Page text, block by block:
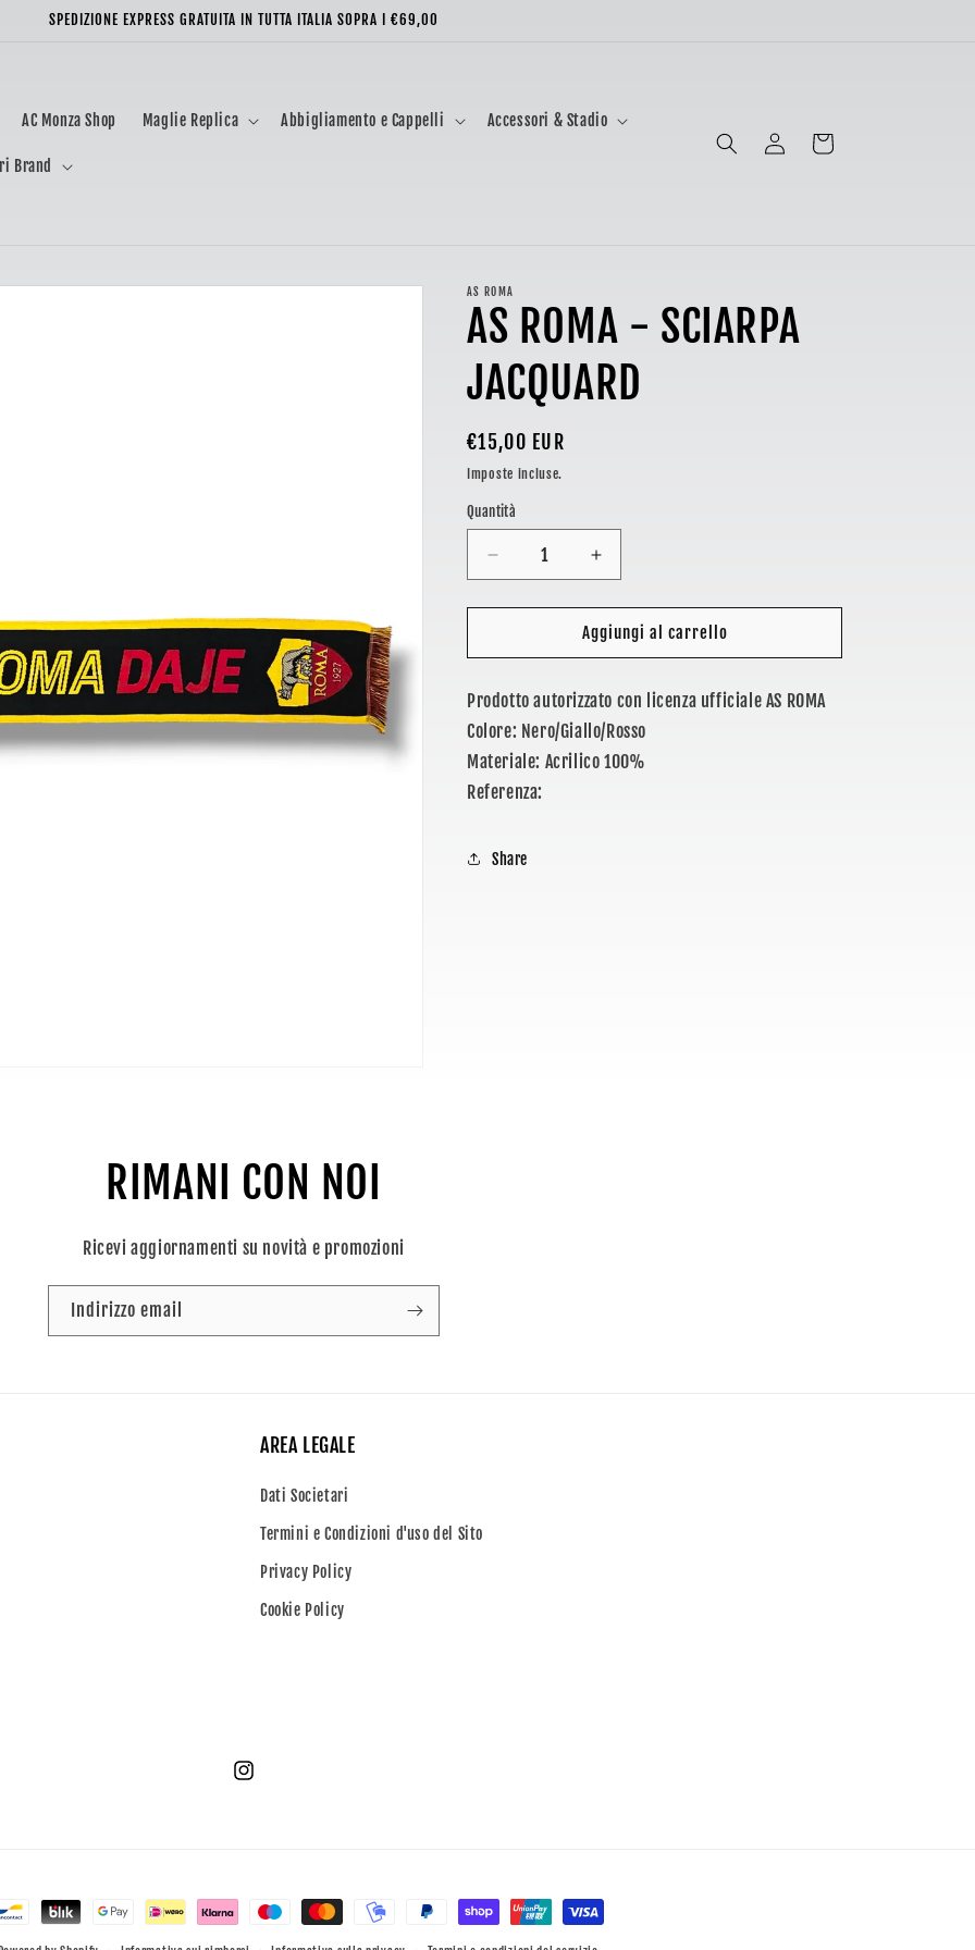
SPEDIZIONE EXPRESS GRATUITA IN TUTTA ITALIA SOPRA I €69,00
AC Monza Shop Maglie Replica Abbigliamento e Cappelli Accessori & Stadio
Brand
Accedi Carrello
AS ROMA
AS ROMA - SCIARPA
JACQUARD
Prezzo
di
listino
€15,00 EUR
Imposte incluse.
Quantità
Diminuisci
quantità
per
ROMA
SCIARPA
JACQUARD
Aumenta
quantità
per
AS
ROMA
SCIARPA
JACQUARD
Aggiungi al carrello
Prodotto autorizzato con licenza ufficiale AS ROMA
Colore: Nero/Giallo/Rosso
Materiale: Acrilico 100%
Referenza:
Share
RIMANI CON NOI
Ricevi aggiornamenti su novità e promozioni
Indirizzo email
AREA LEGALE
Dati Societari
Termini e Condizioni d'uso del Sito
Privacy Policy
Cookie Policy
Instagram